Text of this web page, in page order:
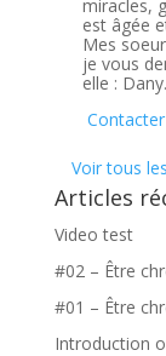
miracles,
est âgée
Mes
je vous
elle : Dany.
Voir tous
Articles
Video test
#02 – Être
#01 – Être
Introduction